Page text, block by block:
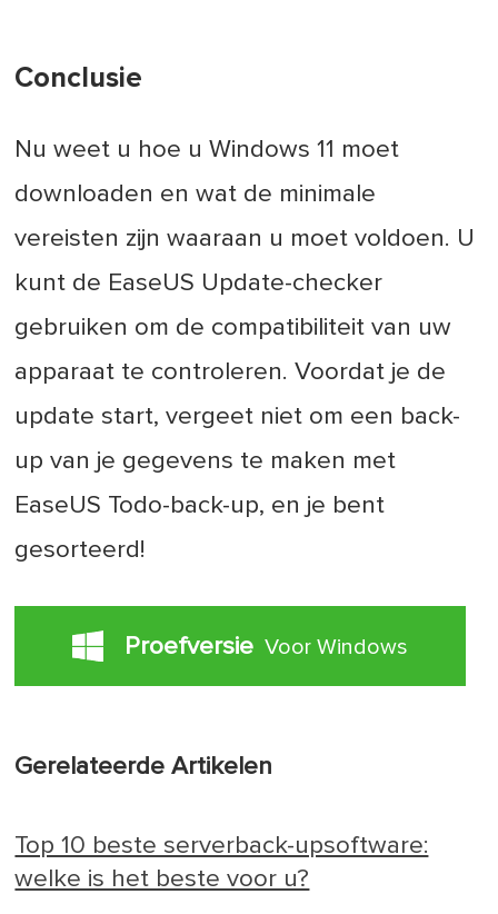
Conclusie
Nu weet u hoe u Windows 11 moet
downloaden en wat de minimale
vereisten zijn waaraan u moet voldoen. U
kunt de EaseUS Update-checker
gebruiken om de compatibiliteit van uw
apparaat te controleren. Voordat je de
update start, vergeet niet om een back-
up van je gegevens te maken met
EaseUS Todo-back-up, en je bent
gesorteerd!
Proefversie Voor Windows
Gerelateerde Artikelen
Top 10 beste serverback-upsoftware:
welke is het beste voor u?